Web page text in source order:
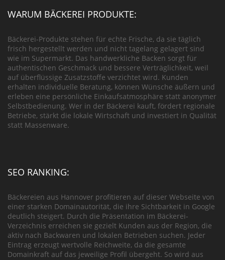
WARUM BÄCKEREI PRODUKTE:
Bäckerei-Produkte stehen für echte Frische, da sie täglich
frisch hergestellt werden und nicht tagelang gelagert sind
wie im Supermarkt. Das handwerkliche Backen sorgt für
authentischen Geschmack und bessere Verträglichkeit, weil
auf überflüssige Zusatzstoffe verzichtet wird. Kunden
erhalten individuelle Beratung, können Wünsche äußern und
erleben eine persönliche Einkaufsatmosphäre statt anonymer
Selbstbedienung. Wer in der Bäckerei kauft, fördert regionale
Betriebe, stärkt die lokale Wirtschaft und investiert in Qualität
statt Massenware.
SEO RANKING:
Bäckereien aus Hannover profitieren auf dieser Webseite von
einer starken Domainautorität, die ihre Sichtbarkeit in Google
deutlich steigert. Durch die Präsentation im Bäckerei-
Verzeichnis erreichen sie gezielt Kunden aus der Region, die
aktiv nach Backwaren und lokalen Betrieben suchen. Jeder
Eintrag erzeugt wertvolle Reichweite, da die gesamte
Domainkraft auf das jeweilige Profil übergeht. So wird aus